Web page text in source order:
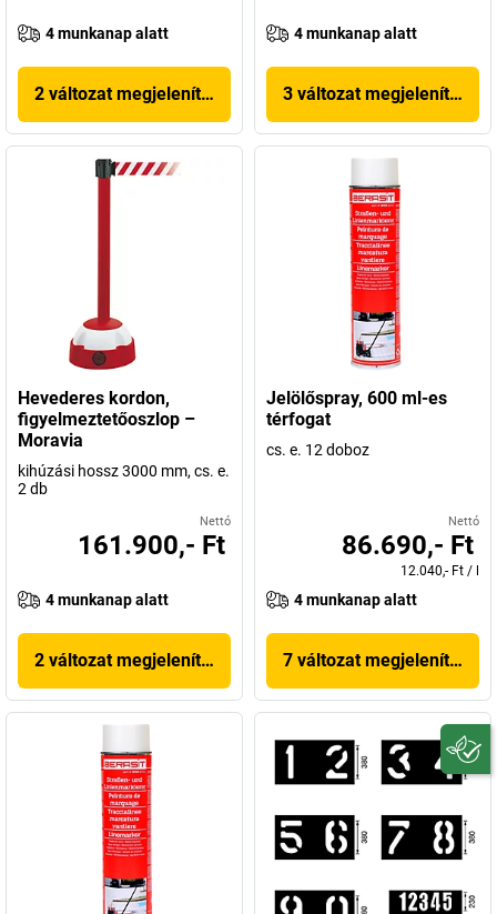
4 munkanap alatt
2 változat megjelenítése
4 munkanap alatt
3 változat megjelenítése
Hevederes kordon,
figyelmeztetőoszlop –
Moravia
kihúzási hossz 3000 mm, cs. e.
2 db
Nettó
161.900,- Ft
4 munkanap alatt
2 változat megjelenítése
Jelölőspray, 600 ml-es
térfogat
cs. e. 12 doboz
Nettó
86.690,- Ft
12.040,- Ft /
4 munkanap alatt
7 változat megjelenítése